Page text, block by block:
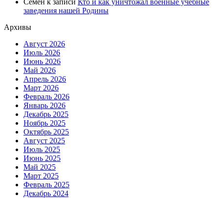
заведения нашей Родины
Архивы
Август 2026
Июль 2026
Июнь 2026
Май 2026
Апрель 2026
Март 2026
Февраль 2026
Январь 2026
Декабрь 2025
Ноябрь 2025
Октябрь 2025
Август 2025
Июль 2025
Июнь 2025
Май 2025
Март 2025
Февраль 2025
Декабрь 2024